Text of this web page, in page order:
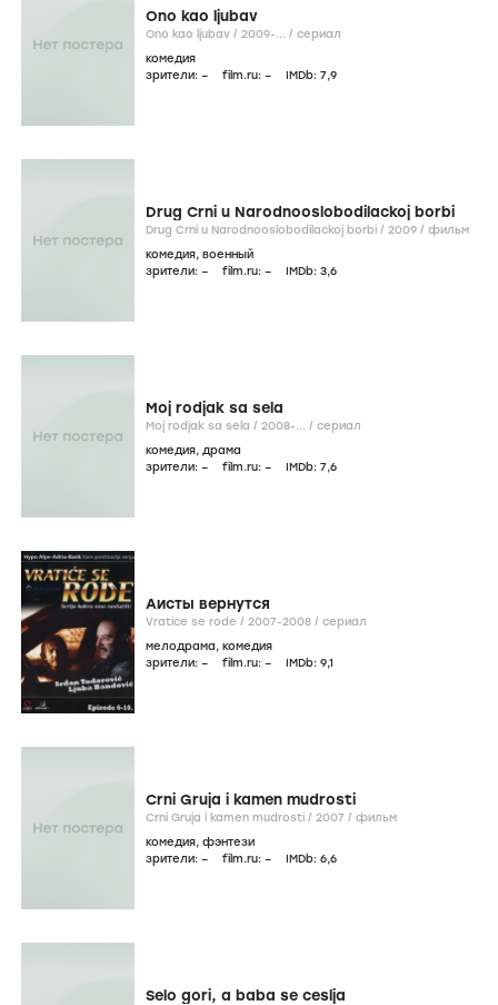
Ono kao ljubav
Ono kao ljubav / 2009-... / сериал
комедия
зрители: – film.ru: – IMDb: 7,9
Drug Crni u Narodnooslobodilackoj borbi
Drug Crni u Narodnooslobodilackoj borbi / 2009 / фильм
комедия, военный
зрители: – film.ru: – IMDb: 3,6
Moj rodjak sa sela
Moj rodjak sa sela / 2008-... / сериал
комедия, драма
зрители: – film.ru: – IMDb: 7,6
Аисты вернутся
Vratice se rode / 2007-2008 / сериал
мелодрама, комедия
зрители: – film.ru: – IMDb: 9,1
Crni Gruja i kamen mudrosti
Crni Gruja i kamen mudrosti / 2007 / фильм
комедия, фэнтези
зрители: – film.ru: – IMDb: 6,6
Selo gori, a baba se ceslja